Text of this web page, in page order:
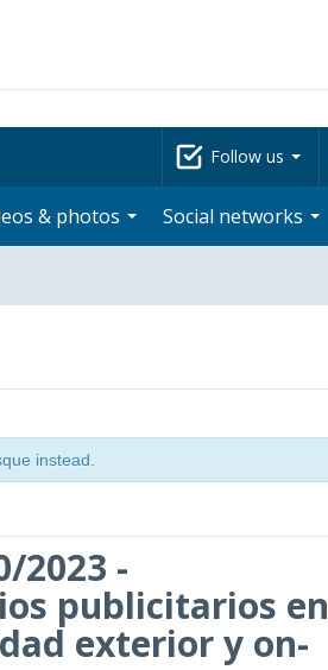
Follow us
& photos Social networks
instead.
2023 -
publicitarios en
exterior y on-